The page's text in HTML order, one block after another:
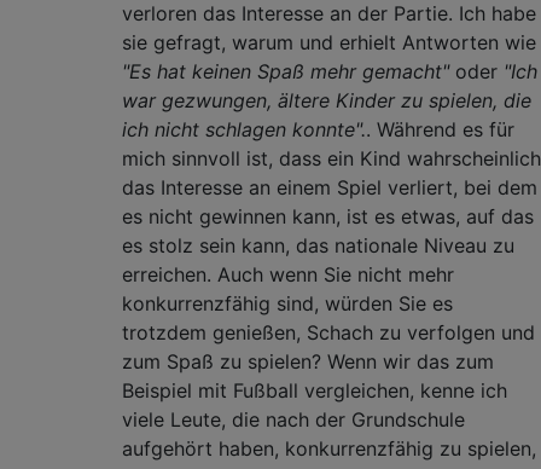
verloren das Interesse an der Partie. Ich habe
sie gefragt, warum und erhielt Antworten wie
"Es hat keinen Spaß mehr gemacht"oder "Ich
war gezwungen, ältere Kinder zu spielen, die
ich nicht schlagen konnte".. Während es für
mich sinnvoll ist, dass ein Kind wahrscheinlich
das Interesse an einem Spiel verliert, bei dem
es nicht gewinnen kann, ist es etwas, auf das
es stolz sein kann, das nationale Niveau zu
erreichen. Auch wenn Sie nicht mehr
konkurrenzfähig sind, würden Sie es
trotzdem genießen, Schach zu verfolgen und
zum Spaß zu spielen? Wenn wir das zum
Beispiel mit Fußball vergleichen, kenne ich
viele Leute, die nach der Grundschule
aufgehört haben, konkurrenzfähig zu spielen,